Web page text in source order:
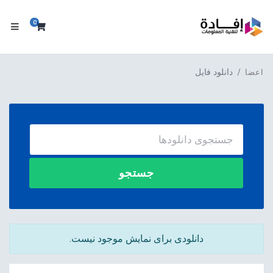
0کارت
اعضا دانلود فایل
جستجو
دانلودی برای نمایش موجود نیست.